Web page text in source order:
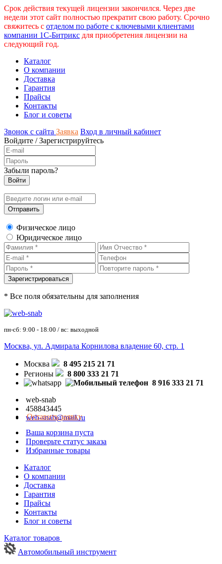
Срок действия текущей лицензии закончился. Через две
недели этот сайт полностью прекратит свою работу. Срочно
свяжитесь с отделом по работе с ключевыми клиентами
компании 1С-Битрикс для приобретения лицензии на
следующий год.
Каталог
О компании
Доставка
Гарантия
Прайсы
Контакты
Блог и советы
Звонок с сайта Заявка Вход в личный кабинет
Войдите /Зарегистрируйтесь
Забыли пароль?
Физическое лицо
Юридическое лицо
* Все поля обязательны для заполнения
пн-сб: 9:00 - 18:00 / вс: выходной
Москва, ул. Адмирала Корнилова владение 60, стр. 1
Москва
8 495 215 21 71
Регионы
8 800 333 21 71
8 916 333 21 71
web-snab
458843445
web-snab@mail.ru
Оставить заявку
Ваша корзина пуста
Проверьте статус заказа
Избранные товары
Каталог
О компании
Доставка
Гарантия
Прайсы
Контакты
Блог и советы
Каталог товаров
Автомобильный инструмент